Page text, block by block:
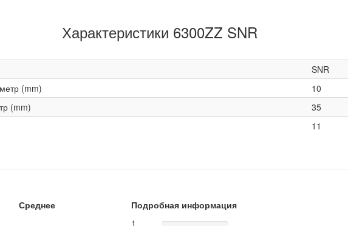
Характеристики 6300ZZ SNR
SNR
(mm)
10
(mm)
35
11
Среднее
Подробная информация
1